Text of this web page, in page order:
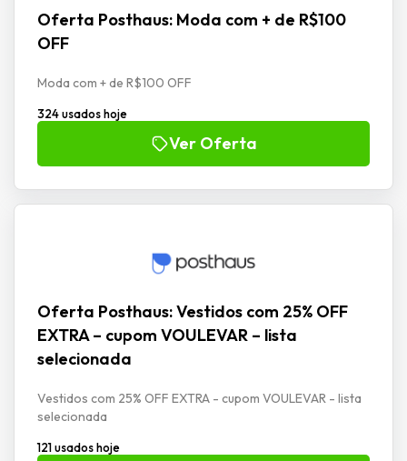
Oferta Posthaus: Moda com + de R$100
OFF
Moda com + de R$100 OFF
324 usados hoje
Ver Oferta
Oferta Posthaus: Vestidos com 25% OFF
EXTRA – cupom VOULEVAR – lista
selecionada
Vestidos com 25% OFF EXTRA - cupom VOULEVAR - lista
selecionada
121 usados hoje